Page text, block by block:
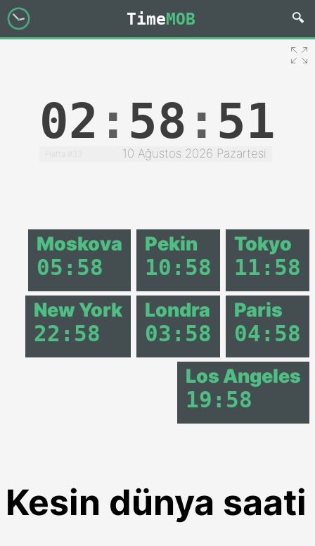
TimeMOB
02 : 58 : 51
Hafta #33 10 Ağustos 2026 Pazartesi
Tokyo
11 : 58
Pekin
10 : 58
Moskova
05 : 58
Paris
04 : 58
Londra
03 : 58
New York
22 : 58
Los Angeles
19 : 58
Kesin dünya saati